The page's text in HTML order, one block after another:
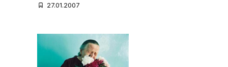
27.01.2007